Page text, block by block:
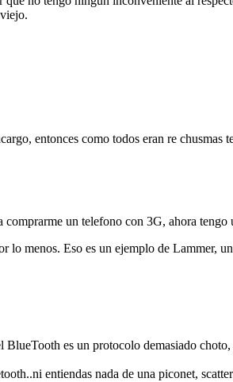
entonces como todos eran re chusmas
comprarme un telefono con 3G, ahora
lo menos. Eso es un ejemplo de Lammer,
BlueTooth es un protocolo demasiado
entiendas nada de una piconet,